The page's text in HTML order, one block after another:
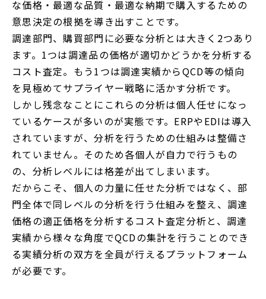
な価格・最適な品質・最適な納期で購入するための
意思決定の根拠を導き出すことです。
調達部門、購買部門に必要な分析とは大きく2つあり
ます。1つは調達品の価格が適切かどうかを分析する
コスト査定。もう1つは調達実績からQCD等の傾向
を見極めてサプライヤー戦略に活かす分析です。
しかし残念なことにこれらの分析は個人任せになっ
ているケースが多いのが実態です。ERPやEDIは導入
されていますが、分析を行うための仕組みは整備さ
れていません。そのため各個人が自力で行うもの
の、分析レベルには格差が出てしまいます。
だからこそ、個人の力量に任せた分析ではなく、部
門全体で同レベルの分析を行う仕組みを整え、調達
価格の適正価格を分析するコスト査定分析と、調達
実績から様々な角度でQCDの集計を行うことのでき
る実績分析の双方を全員が行えるプラットフォーム
が必要です。